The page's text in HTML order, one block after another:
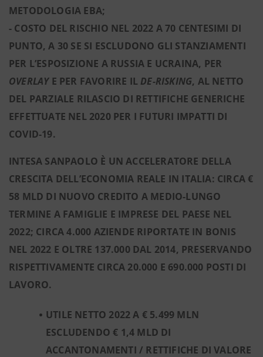
METODOLOGIA EBA;
- COSTO DEL RISCHIO NEL 2022 A 70 CENTESIMI DI
PUNTO, A 30 SE SI ESCLUDONO GLI STANZIAMENTI
PER L’ESPOSIZIONE A RUSSIA E UCRAINA, PER
OVERLAY E PER FAVORIRE IL DE-RISKING, AL NETTO
DEL PARZIALE RILASCIO DI RETTIFICHE GENERICHE
EFFETTUATE NEL 2020 PER I FUTURI IMPATTI DI
COVID-19.
INTESA SANPAOLO È UN ACCELERATORE DELLA
CRESCITA DELL’ECONOMIA REALE IN ITALIA: CIRCA €
58 MLD DI NUOVO CREDITO A MEDIO-LUNGO
TERMINE A FAMIGLIE E IMPRESE DEL PAESE NEL
2022; CIRCA 4.000 AZIENDE RIPORTATE IN BONIS
NEL 2022 E OLTRE 137.000 DAL 2014, PRESERVANDO
RISPETTIVAMENTE CIRCA 20.000 E 690.000 POSTI DI
LAVORO.
UTILE NETTO 2022 A € 5.499 MLN
ESCLUDENDO € 1,4 MLD DI
ACCANTONAMENTI / RETTIFICHE DI VALORE